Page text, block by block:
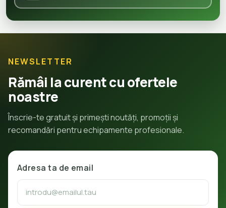
NEWSLETTER
Rămâi la curent cu ofertele
noastre
Înscrie-te gratuit și primești noutăți, promoții și
recomandări pentru echipamente profesionale.
Adresa ta de email